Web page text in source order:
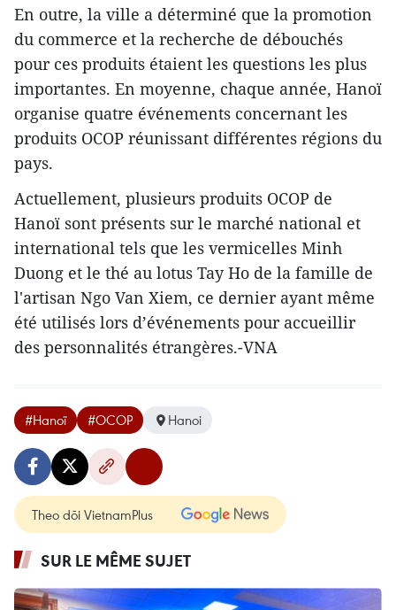
En outre, la ville a déterminé que la promotion
du commerce et la recherche de débouchés
pour ces produits étaient les questions les plus
importantes. En moyenne, chaque année, Hanoï
organise quatre événements concernant les
produits OCOP réunissant différentes régions du
pays.
Actuellement, plusieurs produits OCOP de
Hanoï sont présents sur le marché national et
international tels que les vermicelles Minh
Duong et le thé au lotus Tay Ho de la famille de
l'artisan Ngo Van Xiem, ce dernier ayant même
été utilisés lors d’événements pour accueillir
des personnalités étrangères.-VNA
#Hanoï #OCOP Hanoi
Theo dõi VietnamPlus
SUR LE MÊME SUJET